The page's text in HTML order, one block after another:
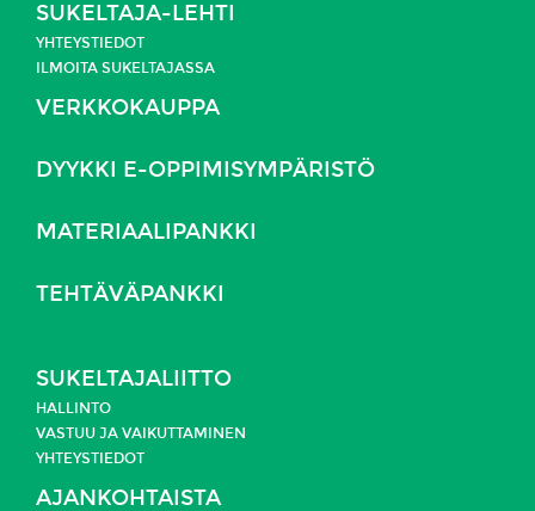
SUKELTAJA-LEHTI
YHTEYSTIEDOT
ILMOITA SUKELTAJASSA
VERKKOKAUPPA
DYYKKI E-OPPIMISYMPÄRISTÖ
MATERIAALIPANKKI
TEHTÄVÄPANKKI
SUKELTAJALIITTO
HALLINTO
VASTUU JA VAIKUTTAMINEN
YHTEYSTIEDOT
AJANKOHTAISTA